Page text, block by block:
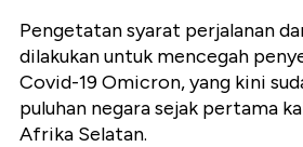
Pengetatan syarat perjalanan
dilakukan untuk mencegah
Covid-19 Omicron, yang kini
puluhan negara sejak pertama
Afrika Selatan.